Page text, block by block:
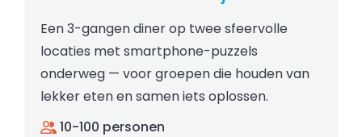
Een 3-gangen diner op twee sfeervolle
locaties met smartphone-puzzels
onderweg — voor groepen die houden van
lekker eten en samen iets oplossen.
10-100 personen